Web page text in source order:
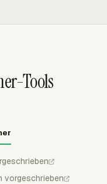
Tools
vorgeschrieben